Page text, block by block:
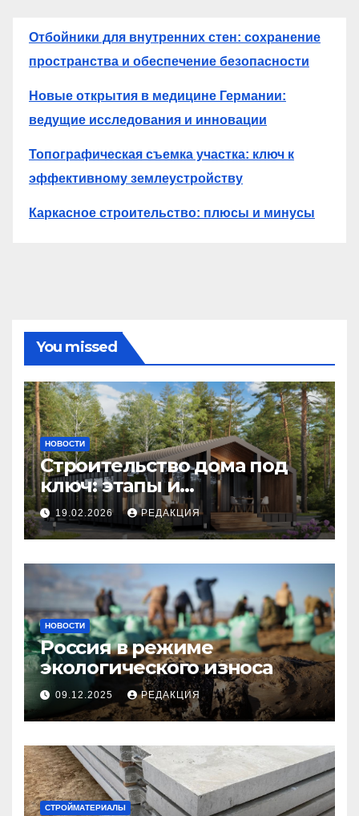
Отбойники для внутренних стен: сохранение
пространства и обеспечение безопасности
Новые открытия в медицине Германии:
ведущие исследования и инновации
Топографическая съемка участка: ключ к
эффективному землеустройству
Каркасное строительство: плюсы и минусы
You missed
НОВОСТИ
Строительство дома под
ключ: этапы и
планирование бюджета
19.02.2026 РЕДАКЦИЯ
НОВОСТИ
Россия в режиме
экологического износа
09.12.2025 РЕДАКЦИЯ
СТРОЙМАТЕРИАЛЫ